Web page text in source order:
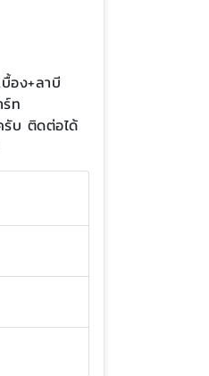
อง+ลาบี
ท
รับ ติดต่อได้